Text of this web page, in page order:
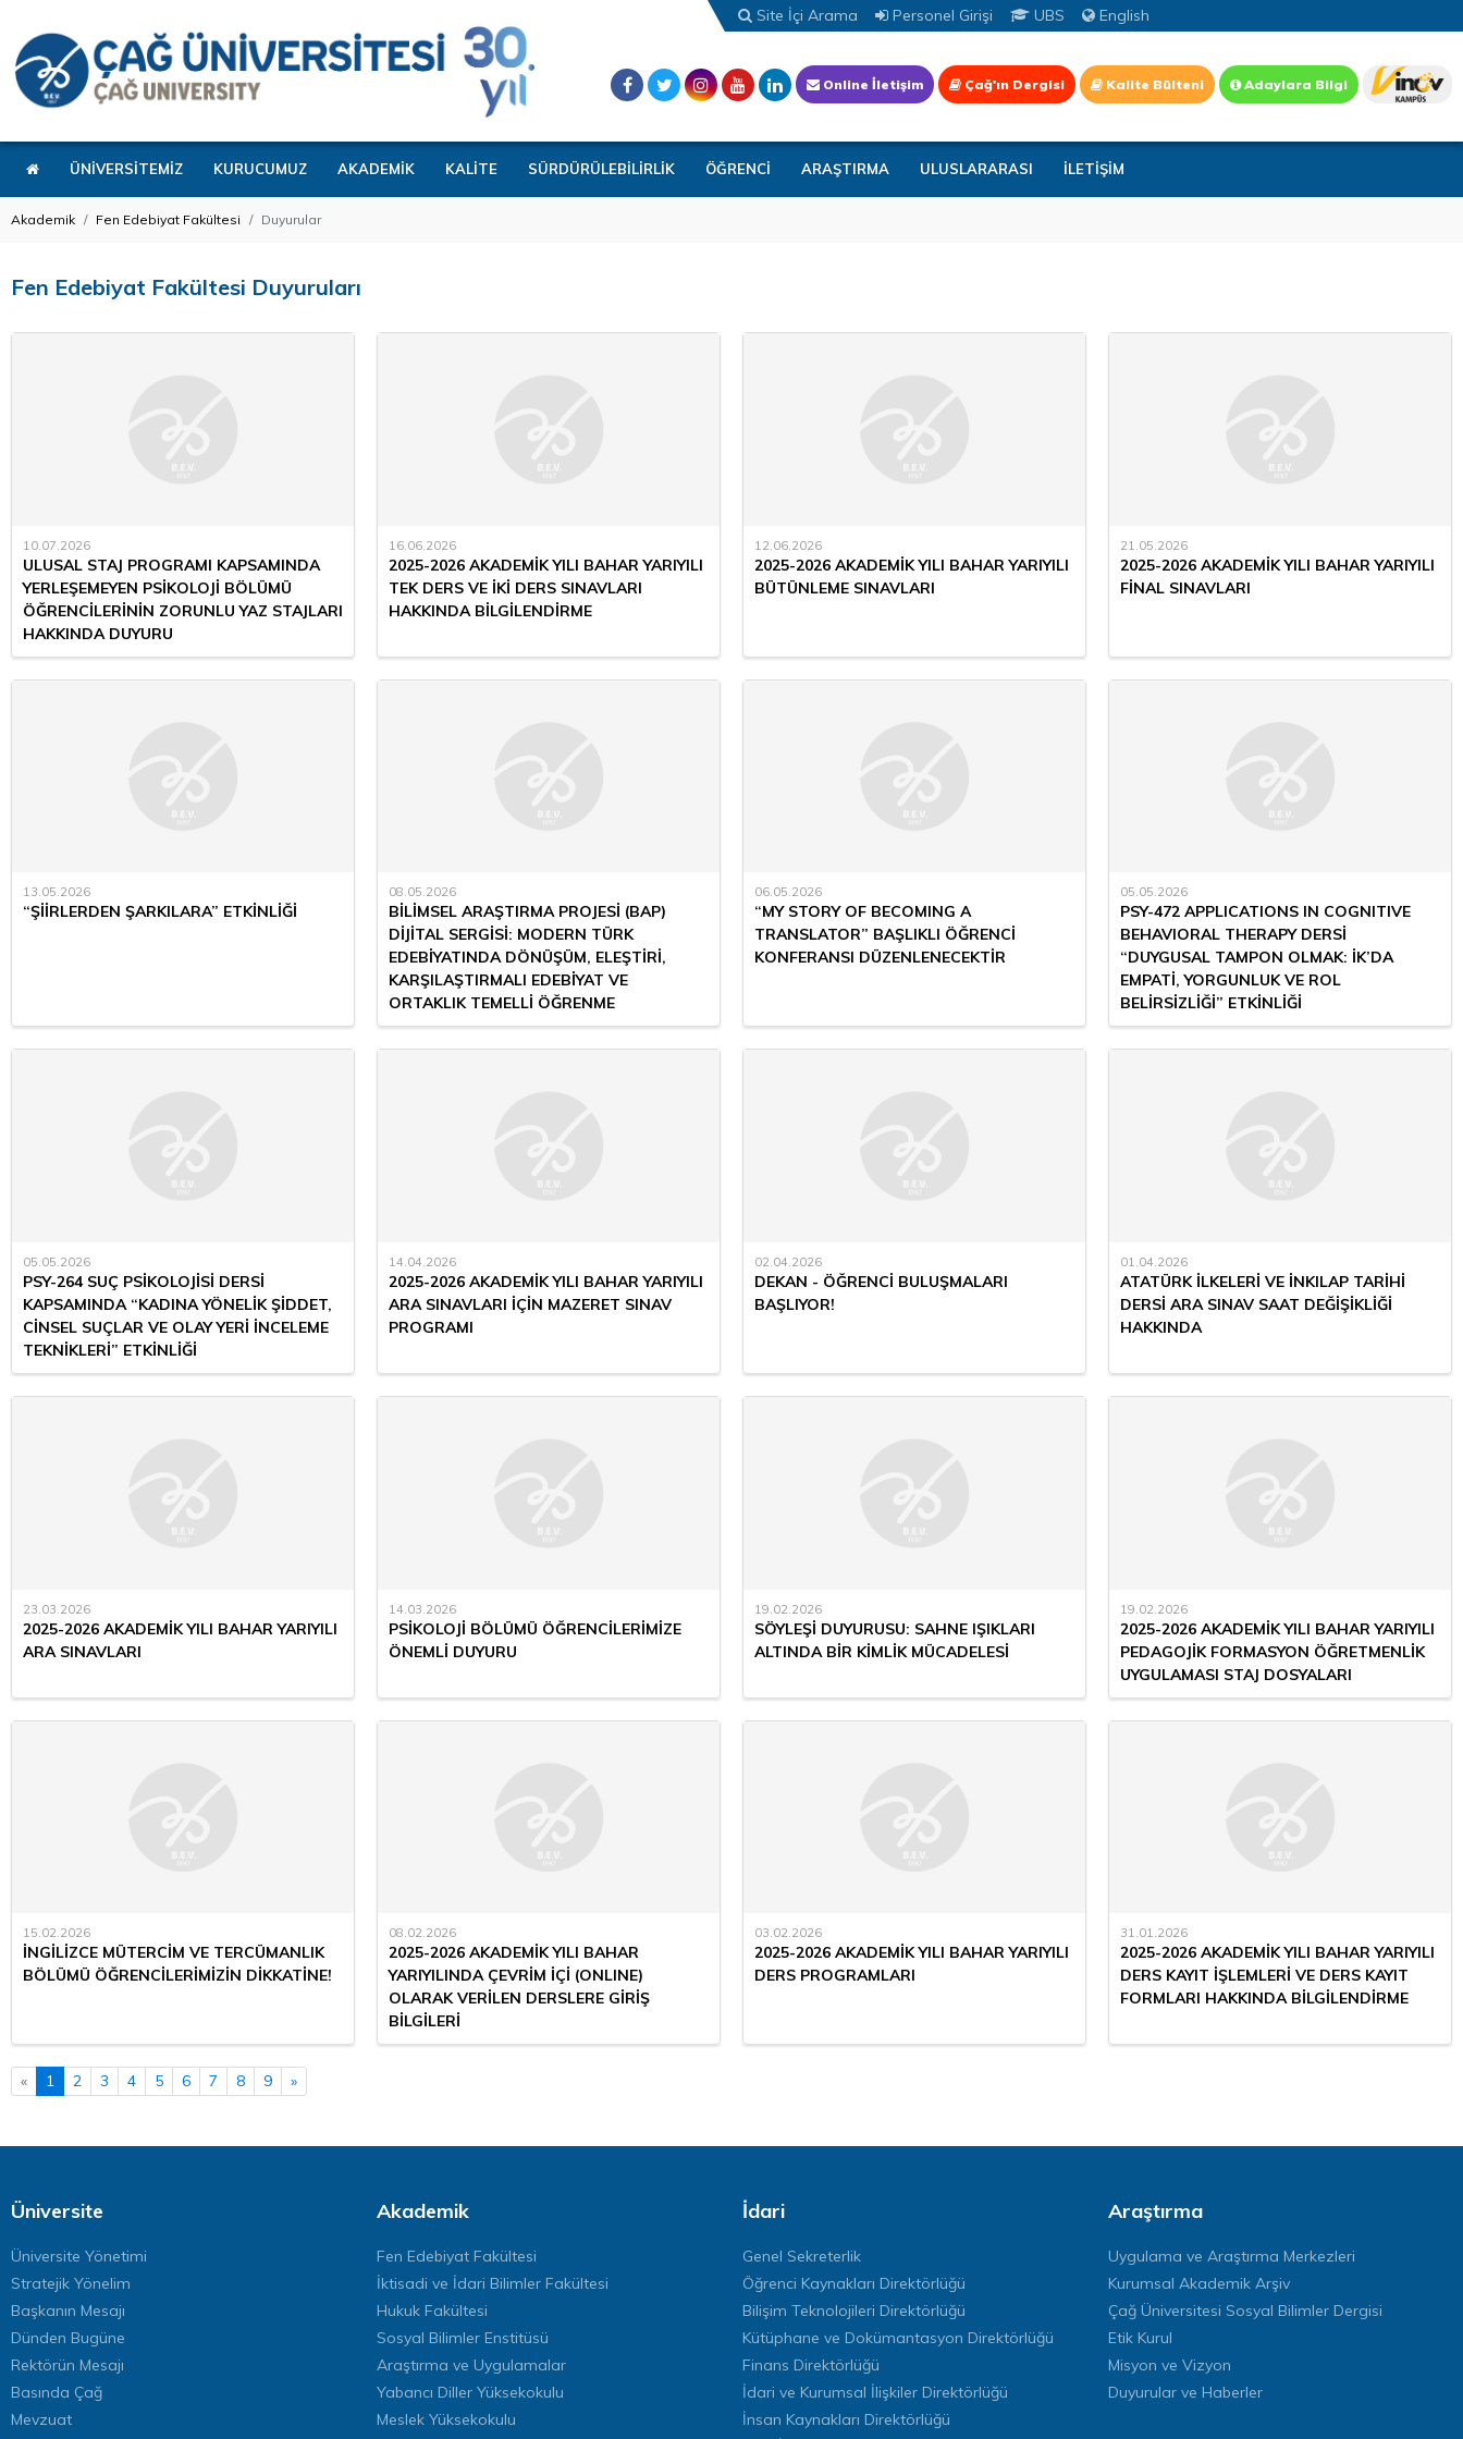
Site İçi Arama Personel Girişi UBS English
Online İletişim Çağ'ın Dergisi Kalite Bülteni Adaylara Bilgi
ÜNİVERSİTEMİZ KURUCUMUZ AKADEMİK KALİTE SÜRDÜRÜLEBİLİRLİK ÖĞRENCİ ARAŞTIRMA ULUSLARARASI İLETİŞİM
Akademik Fen Edebiyat Fakültesi Duyurular
Fen Edebiyat Fakültesi Duyuruları
10.07.2026
ULUSAL STAJ PROGRAMI KAPSAMINDA
YERLEŞEMEYEN PSİKOLOJİ BÖLÜMÜ
ÖĞRENCİLERİNİN ZORUNLU YAZ STAJLARI
HAKKINDA DUYURU
16.06.2026
2025-2026 AKADEMİK YILI BAHAR YARIYILI
TEK DERS VE İKİ DERS SINAVLARI
HAKKINDA BİLGİLENDİRME
12.06.2026
2025-2026 AKADEMİK YILI BAHAR YARIYILI
BÜTÜNLEME SINAVLARI
21.05.2026
2025-2026 AKADEMİK YILI BAHAR YARIYILI
FİNAL SINAVLARI
13.05.2026
“ŞİİRLERDEN ŞARKILARA” ETKİNLİĞİ
08.05.2026
BİLİMSEL ARAŞTIRMA PROJESİ (BAP)
DİJİTAL SERGİSİ: MODERN TÜRK
EDEBİYATINDA DÖNÜŞÜM, ELEŞTİRİ,
KARŞILAŞTIRMALI EDEBİYAT VE
ORTAKLIK TEMELLİ ÖĞRENME
06.05.2026
“MY STORY OF BECOMING A
TRANSLATOR” BAŞLIKLI ÖĞRENCİ
KONFERANSI DÜZENLENECEKTİR
05.05.2026
PSY-472 APPLICATIONS IN COGNITIVE
BEHAVIORAL THERAPY DERSİ
“DUYGUSAL TAMPON OLMAK: İK’DA
EMPATİ, YORGUNLUK VE ROL
BELİRSİZLİĞİ” ETKİNLİĞİ
05.05.2026
PSY-264 SUÇ PSİKOLOJİSİ DERSİ
KAPSAMINDA “KADINA YÖNELİK ŞİDDET,
CİNSEL SUÇLAR VE OLAY YERİ İNCELEME
TEKNİKLERİ” ETKİNLİĞİ
14.04.2026
2025-2026 AKADEMİK YILI BAHAR YARIYILI
ARA SINAVLARI İÇİN MAZERET SINAV
PROGRAMI
02.04.2026
DEKAN - ÖĞRENCİ BULUŞMALARI
BAŞLIYOR!
01.04.2026
ATATÜRK İLKELERİ VE İNKILAP TARİHİ
DERSİ ARA SINAV SAAT DEĞİŞİKLİĞİ
HAKKINDA
23.03.2026
2025-2026 AKADEMİK YILI BAHAR YARIYILI
ARA SINAVLARI
14.03.2026
PSİKOLOJİ BÖLÜMÜ ÖĞRENCİLERİMİZE
ÖNEMLİ DUYURU
19.02.2026
SÖYLEŞİ DUYURUSU: SAHNE IŞIKLARI
ALTINDA BİR KİMLİK MÜCADELESİ
19.02.2026
2025-2026 AKADEMİK YILI BAHAR YARIYILI
PEDAGOJİK FORMASYON ÖĞRETMENLİK
UYGULAMASI STAJ DOSYALARI
15.02.2026
İNGİLİZCE MÜTERCİM VE TERCÜMANLIK
BÖLÜMÜ ÖĞRENCİLERİMİZİN DİKKATİNE!
08.02.2026
2025-2026 AKADEMİK YILI BAHAR
YARIYILINDA ÇEVRİM İÇİ (ONLINE)
OLARAK VERİLEN DERSLERE GİRİŞ
BİLGİLERİ
03.02.2026
2025-2026 AKADEMİK YILI BAHAR YARIYILI
DERS PROGRAMLARI
31.01.2026
2025-2026 AKADEMİK YILI BAHAR YARIYILI
DERS KAYIT İŞLEMLERİ VE DERS KAYIT
FORMLARI HAKKINDA BİLGİLENDİRME
« 1 2 3 4 5 6 7 8 9 »
Üniversite
Üniversite Yönetimi
Stratejik Yönelim
Başkanın Mesajı
Dünden Bugüne
Rektörün Mesajı
Basında Çağ
Mevzuat
Akademik
Fen Edebiyat Fakültesi
İktisadi ve İdari Bilimler Fakültesi
Hukuk Fakültesi
Sosyal Bilimler Enstitüsü
Araştırma ve Uygulamalar
Yabancı Diller Yüksekokulu
Meslek Yüksekokulu
İdari
Genel Sekreterlik
Öğrenci Kaynakları Direktörlüğü
Bilişim Teknolojileri Direktörlüğü
Kütüphane ve Dokümantasyon Direktörlüğü
Finans Direktörlüğü
İdari ve Kurumsal İlişkiler Direktörlüğü
İnsan Kaynakları Direktörlüğü
Araştırma
Uygulama ve Araştırma Merkezleri
Kurumsal Akademik Arşiv
Çağ Üniversitesi Sosyal Bilimler Dergisi
Etik Kurul
Misyon ve Vizyon
Duyurular ve Haberler